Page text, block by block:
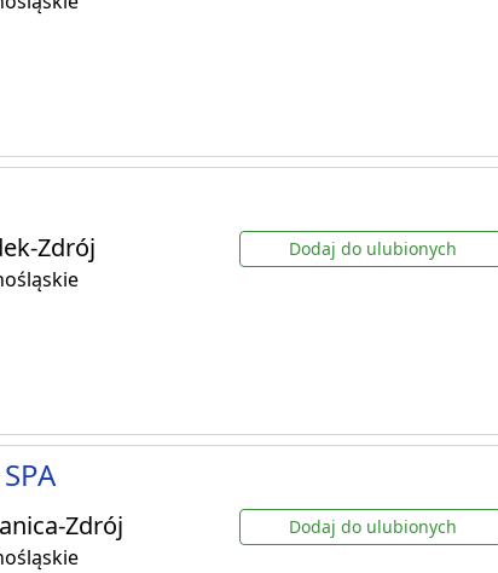
Zdrój Dodaj do ulubionych
Zdrój Dodaj do ulubionych